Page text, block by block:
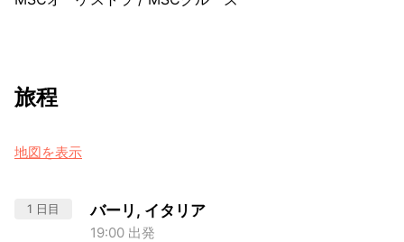
旅程
地図を表示
1 日目 バーリ, イタリア
19:00 出発